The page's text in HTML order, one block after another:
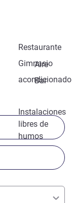
Restaurante
Gimnasio
Aire
acondicionado
Bar
Instalaciones
libres de
humos